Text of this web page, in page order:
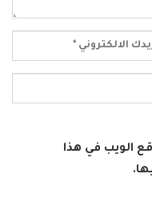
الويب في هذا